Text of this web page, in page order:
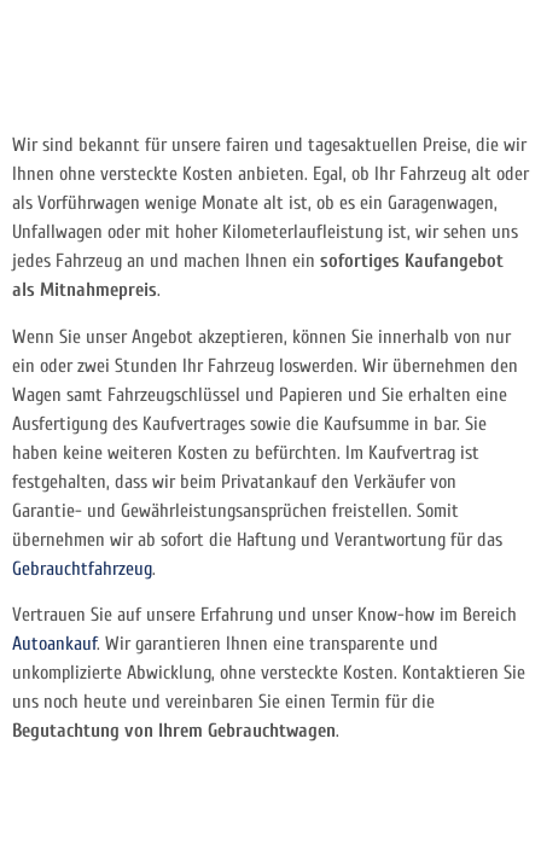
Wir sind bekannt für unsere fairen und tagesaktuellen Preise, die wir
Ihnen ohne versteckte Kosten anbieten. Egal, ob Ihr Fahrzeug alt oder
als Vorführwagen wenige Monate alt ist, ob es ein Garagenwagen,
Unfallwagen oder mit hoher Kilometerlaufleistung ist, wir sehen uns
jedes Fahrzeug an und machen Ihnen ein sofortiges Kaufangebot
als Mitnahmepreis.
Wenn Sie unser Angebot akzeptieren, können Sie innerhalb von nur
ein oder zwei Stunden Ihr Fahrzeug loswerden. Wir übernehmen den
Wagen samt Fahrzeugschlüssel und Papieren und Sie erhalten eine
Ausfertigung des Kaufvertrages sowie die Kaufsumme in bar. Sie
haben keine weiteren Kosten zu befürchten. Im Kaufvertrag ist
festgehalten, dass wir beim Privatankauf den Verkäufer von
Garantie- und Gewährleistungsansprüchen freistellen. Somit
übernehmen wir ab sofort die Haftung und Verantwortung für das
Gebrauchtfahrzeug.
Vertrauen Sie auf unsere Erfahrung und unser Know-how im Bereich
Autoankauf. Wir garantieren Ihnen eine transparente und
unkomplizierte Abwicklung, ohne versteckte Kosten. Kontaktieren Sie
uns noch heute und vereinbaren Sie einen Termin für die
Begutachtung von Ihrem Gebrauchtwagen.